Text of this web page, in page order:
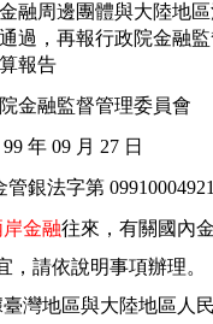
融周邊團體與大陸地
過，再報行政院金融
金融監督管理委員會
年 09 月 27 日
管銀法字第
岸金融往來，有關國內
宜，請依說明事項辦理。
灣地區與大陸地區人